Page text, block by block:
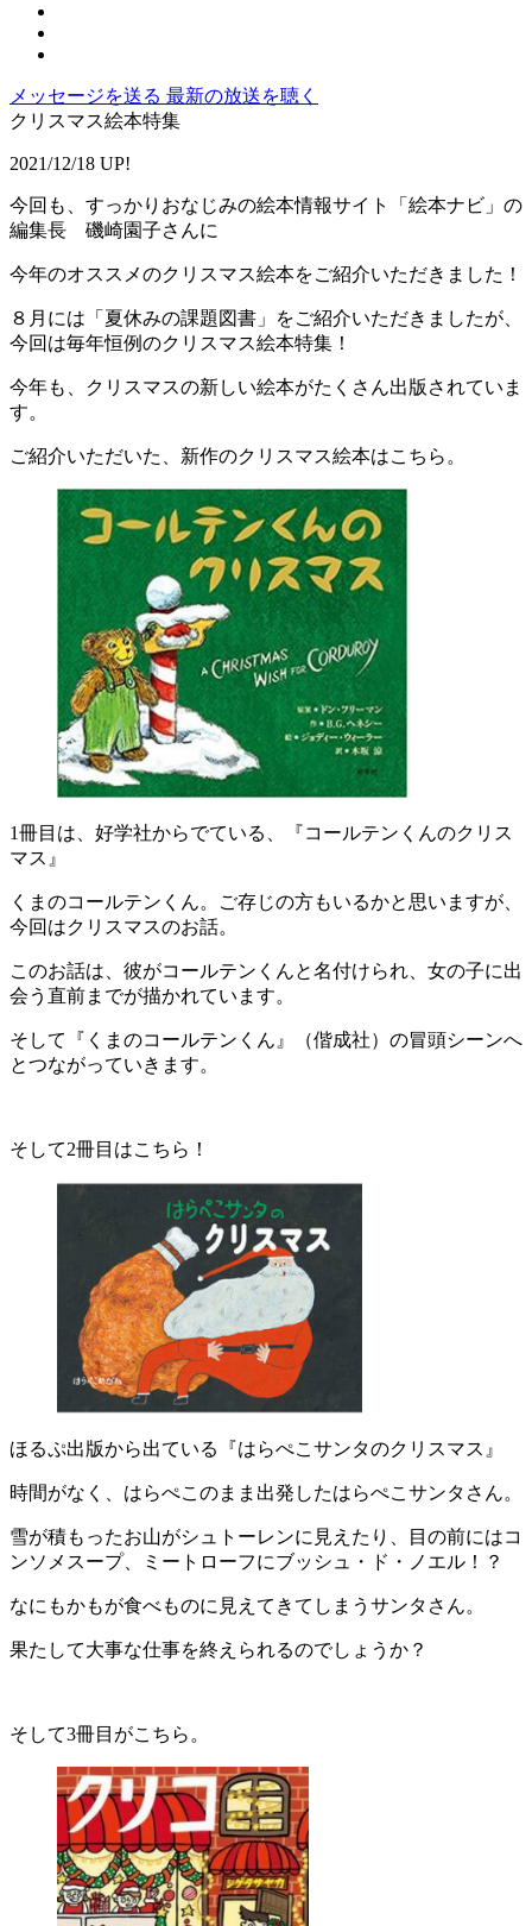
メッセージを送る 最新の放送を聴く
クリスマス絵本特集
2021/12/18 UP!
今回も、すっかりおなじみの絵本情報サイト「絵本ナビ」の
編集長 磯崎園子さんに
今年のオススメのクリスマス絵本をご紹介いただきました！
８月には「夏休みの課題図書」をご紹介いただきましたが、
今回は毎年恒例のクリスマス絵本特集！
今年も、クリスマスの新しい絵本がたくさん出版されていま
す。
ご紹介いただいた、新作のクリスマス絵本はこちら。
1冊目は、好学社からでている、『コールテンくんのクリス
マス』
くまのコールテンくん。ご存じの方もいるかと思いますが、
今回はクリスマスのお話。
このお話は、彼がコールテンくんと名付けられ、女の子に出
会う直前までが描かれています。
そして『くまのコールテンくん』（偕成社）の冒頭シーンへ
とつながっていきます。
そして2冊目はこちら！
ほるぷ出版から出ている『はらぺこサンタのクリスマス』
時間がなく、はらぺこのまま出発したはらぺこサンタさん。
雪が積もったお山がシュトーレンに見えたり、目の前にはコ
ンソメスープ、ミートローフにブッシュ・ド・ノエル！？
なにもかもが食べものに見えてきてしまうサンタさん。
果たして大事な仕事を終えられるのでしょうか？
そして3冊目がこちら。